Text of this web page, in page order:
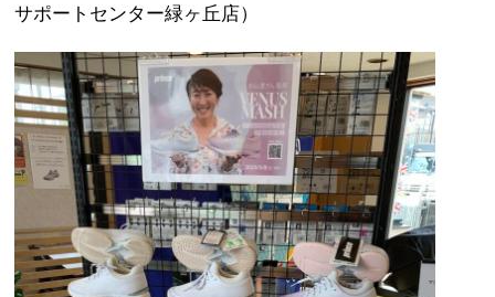
サポートセンター緑ヶ丘店）